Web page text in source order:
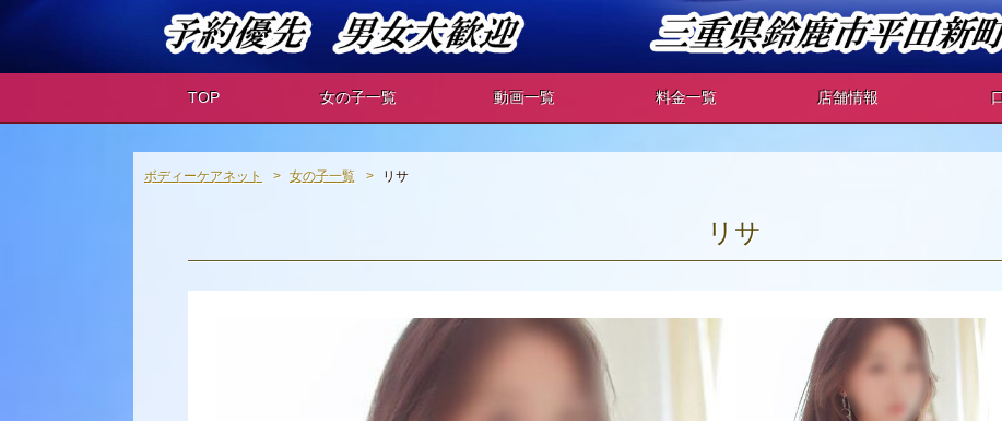
TOP 女の子一覧 動画一覧 料金一覧 店舗情報
ボディーケアネット 女の子一覧 リサ
リサ